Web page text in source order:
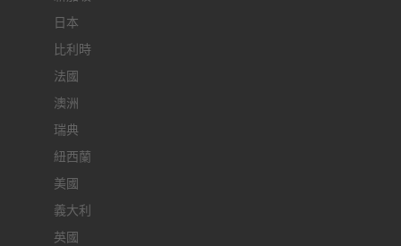
日本
比利時
法國
澳洲
瑞典
紐西蘭
美國
義大利
英國